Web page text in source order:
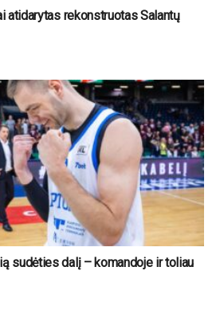
atidarytas rekonstruotas Salantų
sudėties dalį – komandoje ir toliau